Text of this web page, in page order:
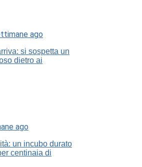
ago
si sospetta un
dietro ai
ago
un incubo durato
centinaia di